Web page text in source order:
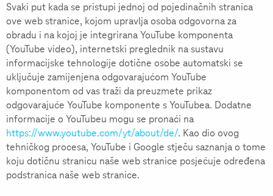
Svaki put kada se pristupi jednoj od pojedinačnih stranica
ove web stranice, kojom upravlja osoba odgovorna za
obradu i na kojoj je integrirana YouTube komponenta
(YouTube video), internetski preglednik na sustavu
informacijske tehnologije dotične osobe automatski se
uključuje zamijenjena odgovarajućom YouTube
komponentom od vas traži da preuzmete prikaz
odgovarajuće YouTube komponente s YouTubea. Dodatne
informacije o YouTubeu mogu se pronaći na
https://www.youtube.com/yt/about/de/. Kao dio ovog
tehničkog procesa, YouTube i Google stječu saznanja o tome
koju dotičnu stranicu naše web stranice posjećuje određena
podstranica naše web stranice.